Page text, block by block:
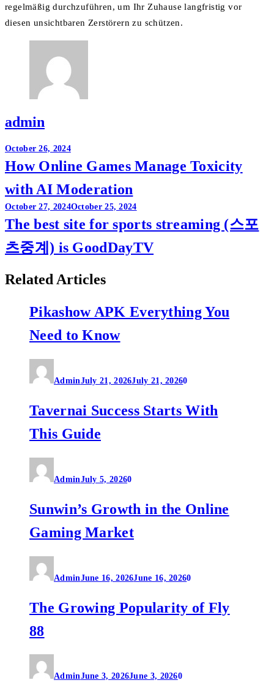
regelmäßig durchzuführen, um Ihr Zuhause langfristig vor
diesen unsichtbaren Zerstörern zu schützen.
admin
Post
navigation
October 26, 2024
How Online Games Manage Toxicity
with AI Moderation
October 27, 2024October 25, 2024
The best site for sports streaming (스포
츠중계) is GoodDayTV
Related Articles
Pikashow APK Everything You
Need to Know
AdminJuly 21, 2026July 21, 20260
Tavernai Success Starts With
This Guide
AdminJuly 5, 20260
Sunwin’s Growth in the Online
Gaming Market
AdminJune 16, 2026June 16, 20260
The Growing Popularity of Fly
88
AdminJune 3, 2026June 3, 20260